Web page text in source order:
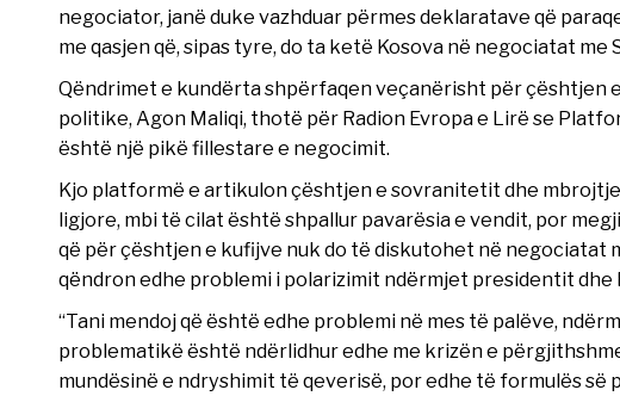
negociator, janë duke vazhduar përmes deklaratave që
me qasjen që, sipas tyre, do ta ketë Kosova në negociatat me
Qëndrimet e kundërta shpërfaqen veçanërisht për çështjen
politike, Agon Maliqi, thotë për Radion Evropa e Lirë se
është një pikë fillestare e negocimit.
Kjo platformë e artikulon çështjen e sovranitetit dhe
ligjore, mbi të cilat është shpallur pavarësia e vendit, por
që për çështjen e kufijve nuk do të diskutohet në negociatat
qëndron edhe problemi i polarizimit ndërmjet presidentit dhe
“Tani mendoj që është edhe problemi në mes të palëve,
problematikë është ndërlidhur edhe me krizën e
mundësinë e ndryshimit të qeverisë, por edhe të formulës